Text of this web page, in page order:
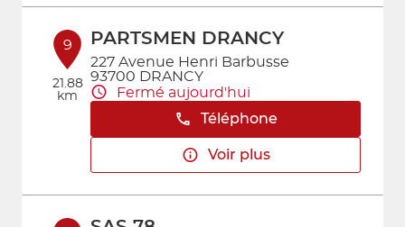
9
21.88
km
PARTSMEN DRANCY
227 Avenue Henri Barbusse
93700 DRANCY
Fermé aujourd'hui
Téléphone
Voir plus